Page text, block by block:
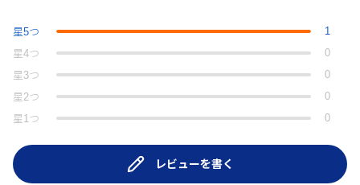
星5つ
1
星4つ
0
星 3つ
0
星 2つ
0
星 1つ 0
レビューを書く